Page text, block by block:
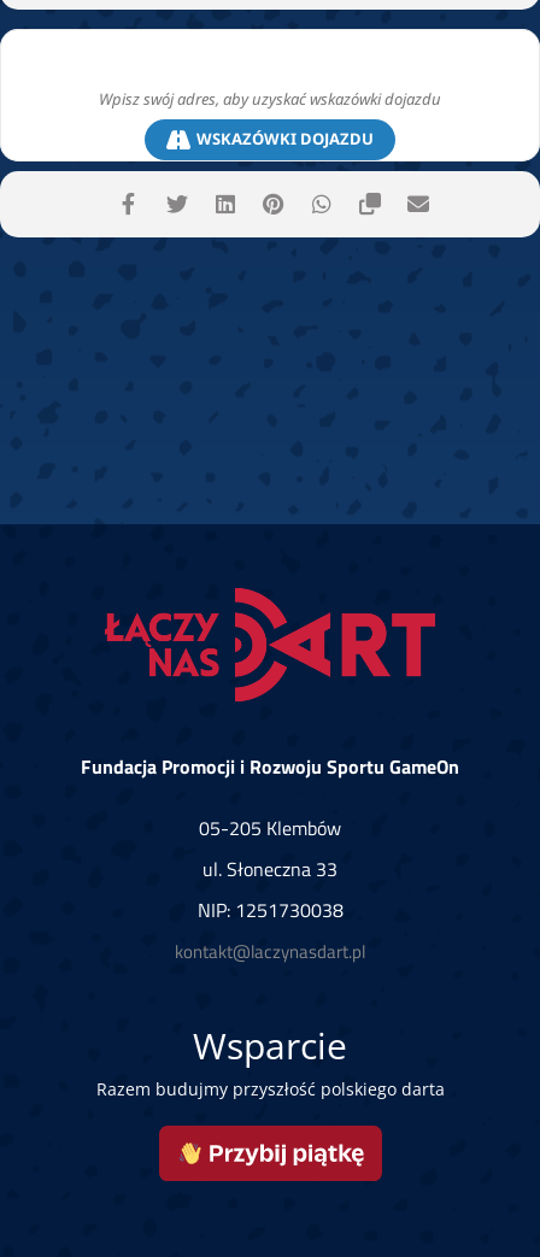
WSKAZÓWKI DOJAZDU
Fundacja Promocji i Rozwoju Sportu GameOn
05-205 Klembów
ul. Słoneczna 33
NIP: 1251730038
kontakt@laczynasdart.pl
Wsparcie
Razem budujmy przyszłość polskiego darta